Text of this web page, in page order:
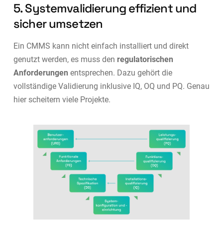
5. Systemvalidierung effizient und
sicher umsetzen
Ein CMMS kann nicht einfach installiert und direkt
genutzt werden, es muss den regulatorischen
Anforderungen entsprechen. Dazu gehört die
vollständige Validierung inklusive IQ, OQ und PQ. Genau
hier scheitern viele Projekte.